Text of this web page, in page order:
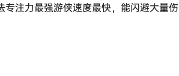
注力最强游侠速度最快，能闪避大量